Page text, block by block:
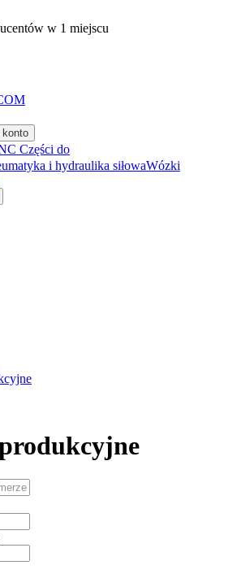
w 1 miejscu
konto
Części do
i hydraulika siłowaWózki